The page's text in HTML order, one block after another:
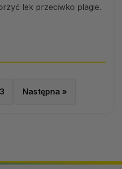
lek przeciwko plagie.
3 Następna »